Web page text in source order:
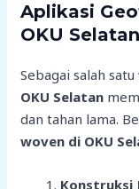
Aplikasi
OKU Selatan
Sebagai salah
OKU Selatan
dan tahan lama.
woven di OKU
Konstruksi